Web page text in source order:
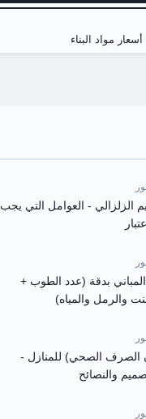
أسعار مواد البناء
الزلزالي - العوامل التي يجب
بدقة (عدد الطوب +
والرمل والمياه)
الصرف الصحي) للمنازل -
والنصائح